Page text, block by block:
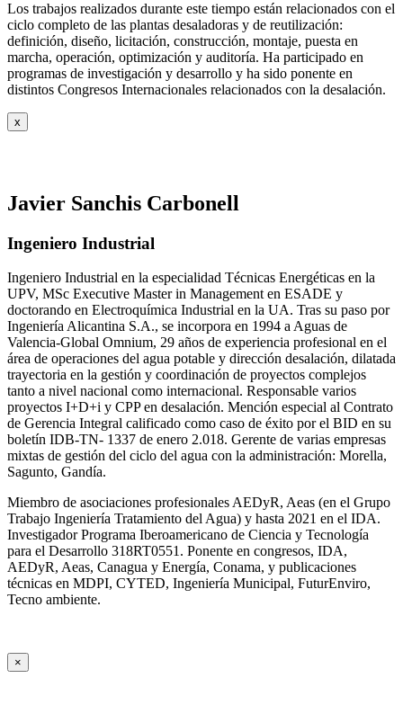
Los trabajos realizados durante este tiempo están relacionados con el
ciclo completo de las plantas desaladoras y de reutilización:
definición, diseño, licitación, construcción, montaje, puesta en
marcha, operación, optimización y auditoría. Ha participado en
programas de investigación y desarrollo y ha sido ponente en
distintos Congresos Internacionales relacionados con la desalación.
x
Javier Sanchis Carbonell
Ingeniero Industrial
Ingeniero Industrial en la especialidad Técnicas Energéticas en la
UPV, MSc Executive Master in Management en ESADE y
doctorando en Electroquímica Industrial en la UA. Tras su paso por
Ingeniería Alicantina S.A., se incorpora en 1994 a Aguas de
Valencia-Global Omnium, 29 años de experiencia profesional en el
área de operaciones del agua potable y dirección desalación, dilatada
trayectoria en la gestión y coordinación de proyectos complejos
tanto a nivel nacional como internacional. Responsable varios
proyectos I+D+i y CPP en desalación. Mención especial al Contrato
de Gerencia Integral calificado como caso de éxito por el BID en su
boletín IDB-TN- 1337 de enero 2.018. Gerente de varias empresas
mixtas de gestión del ciclo del agua con la administración: Morella,
Sagunto, Gandía.
Miembro de asociaciones profesionales AEDyR, Aeas (en el Grupo
Trabajo Ingeniería Tratamiento del Agua) y hasta 2021 en el IDA.
Investigador Programa Iberoamericano de Ciencia y Tecnología
para el Desarrollo 318RT0551. Ponente en congresos, IDA,
AEDyR, Aeas, Canagua y Energía, Conama, y publicaciones
técnicas en MDPI, CYTED, Ingeniería Municipal, FuturEnviro,
Tecno ambiente.
×